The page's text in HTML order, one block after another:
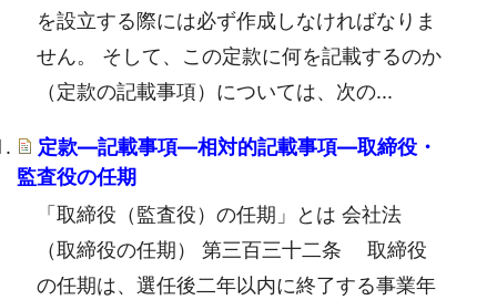
を設立する際には必ず作成しなければなりま
せん。 そして、この定款に何を記載するのか
（定款の記載事項）については、次の...
定款―記載事項―相対的記載事項―取締役・
監査役の任期
「取締役（監査役）の任期」とは 会社法
（取締役の任期） 第三百三十二条 取締役
の任期は、選任後二年以内に終了する事業年